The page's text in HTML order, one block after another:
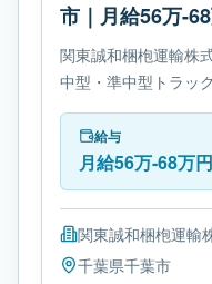
市｜月給56万-
関東誠和梱枹運輸株
中型・準中型トラッ
は中型トラックです
す。必要免許は- 5ト
給与
月給56万-68万円
関東誠和梱枹運輸
千葉県千葉市